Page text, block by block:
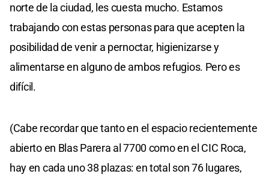
norte de la ciudad, les cuesta mucho. Estamos
trabajando con estas personas para que acepten la
posibilidad de venir a pernoctar, higienizarse y
alimentarse en alguno de ambos refugios. Pero es
difícil.
(Cabe recordar que tanto en el espacio recientemente
abierto en Blas Parera al 7700 como en el CIC Roca,
hay en cada uno 38 plazas: en total son 76 lugares,